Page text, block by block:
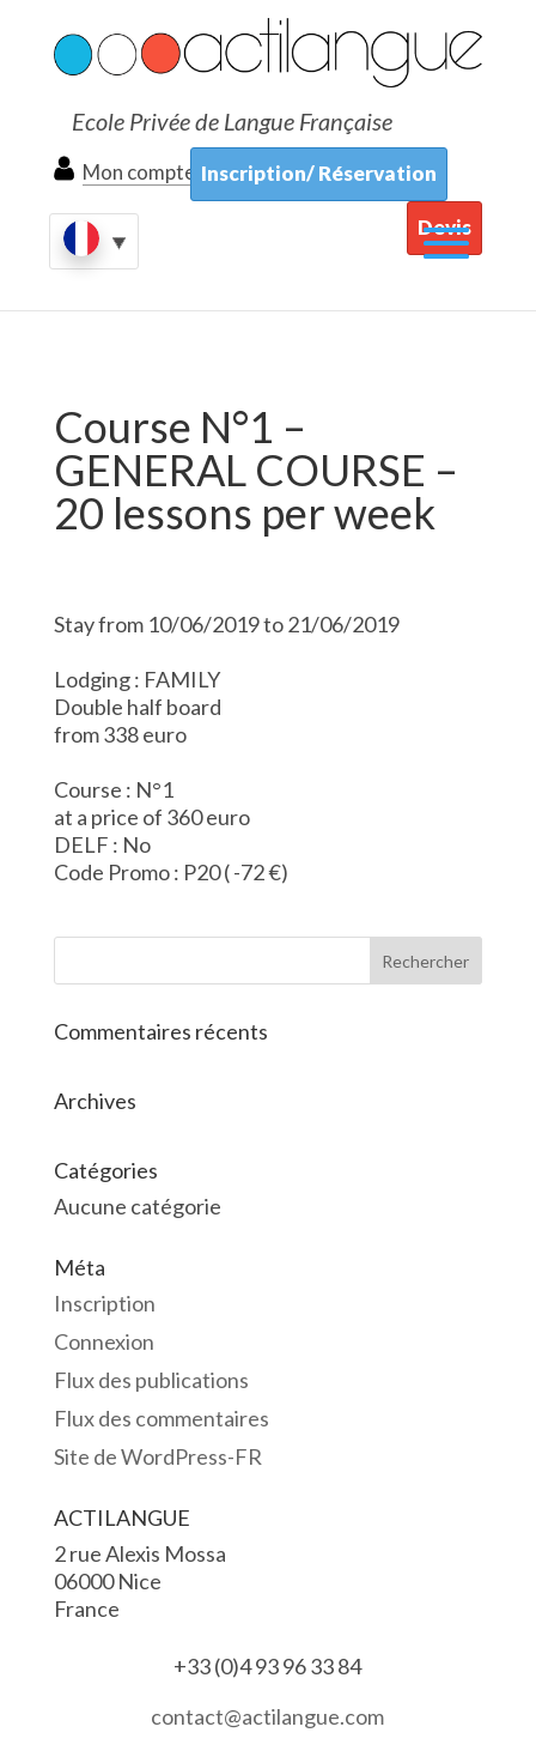
Ecole Privée de Langue Française
Mon compte Inscription/ Réservation
Devis
Course N°1 –
GENERAL COURSE –
20 lessons per week
Stay from 10/06/2019 to 21/06/2019
Lodging : FAMILY
Double half board
from 338 euro
Course : N°1
at a price of 360 euro
DELF : No
Code Promo : P20 ( -72 €)
Commentaires récents
Archives
Catégories
Aucune catégorie
Méta
Inscription
Connexion
Flux des publications
Flux des commentaires
Site de WordPress-FR
ACTILANGUE
2 rue Alexis Mossa
06000 Nice
France
+33 (0)4 93 96 33 84
contact@actilangue.com